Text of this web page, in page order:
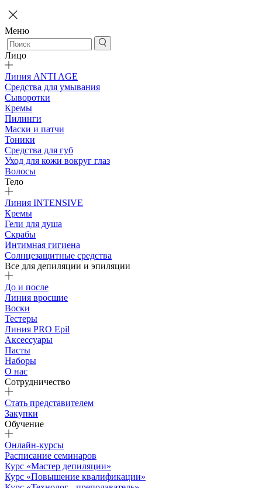
Меню
Лицо
Линия ANTI AGE
Средства для умывания
Сыворотки
Кремы
Пилинги
Маски и патчи
Тоники
Средства для губ
Уход для кожи вокруг глаз
Волосы
Тело
Линия INTENSIVE
Кремы
Гели для душа
Скрабы
Интимная гигиена
Солнцезащитные средства
Все для депиляции и эпиляции
До и после
Линия вросшие
Воски
Тестеры
Линия PRO Epil
Аксессуары
Пасты
Наборы
О нас
Сотрудничество
Стать представителем
Закупки
Обучение
Онлайн-курсы
Расписание семинаров
Курс «Мастер депиляции»
Курс «Повышение квалификации»